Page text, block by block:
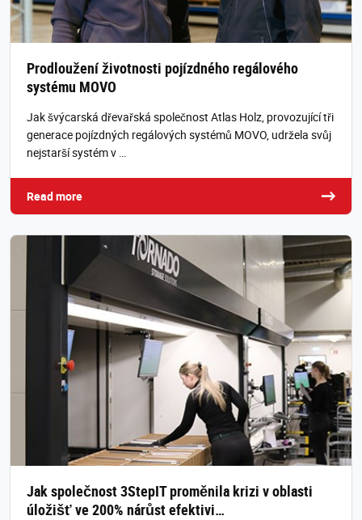
Prodloužení životnosti pojízdného regálového
systému MOVO
Jak švýcarská dřevařská společnost Atlas Holz, provozující tři
generace pojízdných regálových systémů MOVO, udržela svůj
nejstarší systém v …
Read more
Jak společnost 3StepIT proměnila krizi v oblasti
úložišť ve 200% nárůst efektivi…